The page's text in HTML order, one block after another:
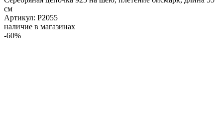
см
Артикул: Р2055
наличие в магазинах
-60%